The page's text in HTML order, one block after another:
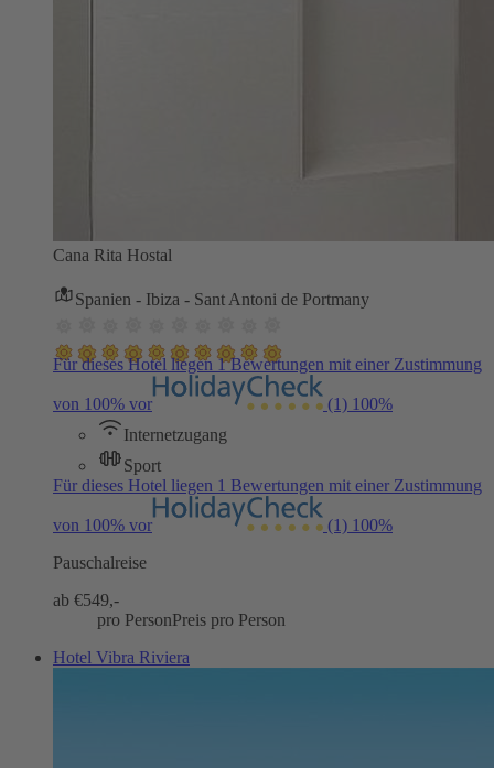
Cana Rita Hostal
Spanien - Ibiza - Sant Antoni de Portmany
Für dieses Hotel liegen 1 Bewertungen mit einer Zustimmung
von 100% vor (1) 100%
Internetzugang
Sport
Für dieses Hotel liegen 1 Bewertungen mit einer Zustimmung
von 100% vor (1) 100%
Pauschalreise
ab €549,-
pro PersonPreis pro Person
Hotel Vibra Riviera